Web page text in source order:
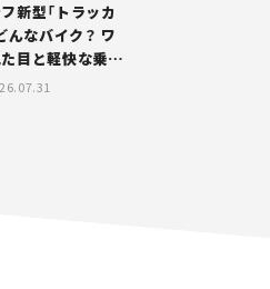
新型「トラッカ
んなバイク？ ワ
目と軽快な乗り
400ccフラット